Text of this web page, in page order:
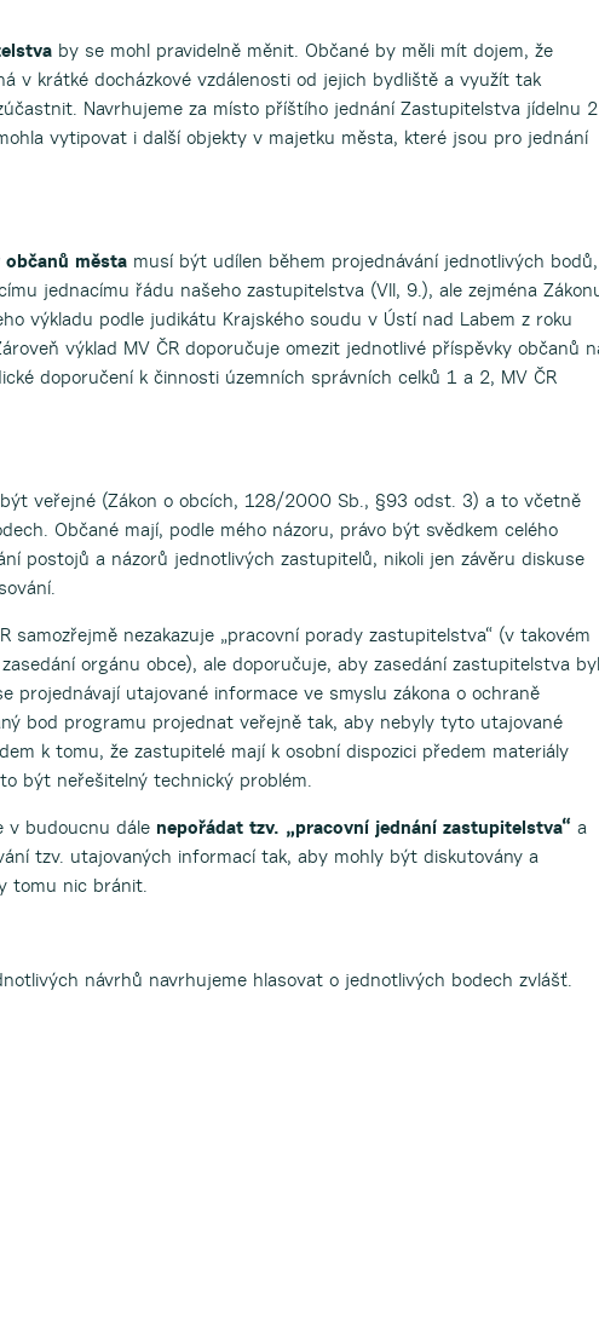
by se mohl pravidelně měnit. Občané by měli mít dojem, že
v krátké docházkové vzdálenosti od jejich bydliště a využít tak
Navrhujeme za místo příštího jednání Zastupitelstva jídelnu
vytipovat i další objekty v majetku města, které jsou pro jednání
města musí být udílen během projednávání jednotlivých bodů,
jednacímu řádu našeho zastupitelstva (VII, 9.), ale zejména
výkladu podle judikátu Krajského soudu v Ústí nad Labem z roku
výklad MV ČR doporučuje omezit jednotlivé příspěvky občanů
doporučení k činnosti územních správních celků 1 a 2, MV ČR
veřejné (Zákon o obcích, 128/2000 Sb., §93 odst. 3) a to včetně
Občané mají, podle mého názoru, právo být svědkem celého
postojů a názorů jednotlivých zastupitelů, nikoli jen závěru diskuse
samozřejmě nezakazuje „pracovní porady zastupitelstva“ (v takovém
orgánu obce), ale doporučuje, aby zasedání zastupitelstva
projednávají utajované informace ve smyslu zákona o ochraně
bod programu projednat veřejně tak, aby nebyly tyto utajované
k tomu, že zastupitelé mají k osobní dispozici předem materiály
být neřešitelný technický problém.
v budoucnu dále nepořádat tzv. „pracovní jednání zastupitelstva“ a
tzv. utajovaných informací tak, aby mohly být diskutovány a
tomu nic bránit.
návrhů navrhujeme hlasovat o jednotlivých bodech zvlášť.